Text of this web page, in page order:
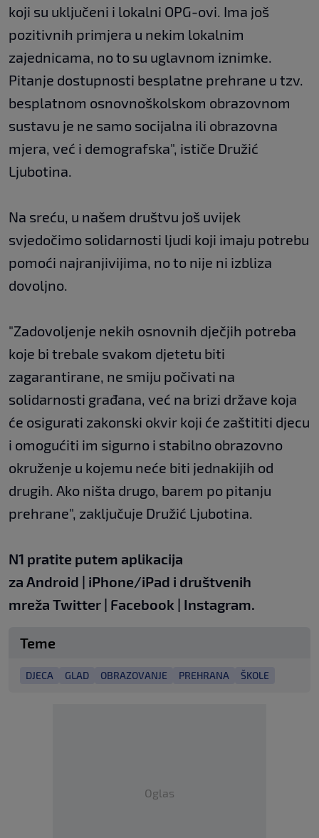
koji su uključeni i lokalni OPG-ovi. Ima još
pozitivnih primjera u nekim lokalnim
zajednicama, no to su uglavnom iznimke.
Pitanje dostupnosti besplatne prehrane u tzv.
besplatnom osnovnoškolskom obrazovnom
sustavu je ne samo socijalna ili obrazovna
mjera, već i demografska", ističe Družić
Ljubotina.
Na sreću, u našem društvu još uvijek
svjedočimo solidarnosti ljudi koji imaju potrebu
pomoći najranjivijima, no to nije ni izbliza
dovoljno.
"Zadovoljenje nekih osnovnih dječjih potreba
koje bi trebale svakom djetetu biti
zagarantirane, ne smiju počivati na
solidarnosti građana, već na brizi države koja
će osigurati zakonski okvir koji će zaštititi djecu
i omogućiti im sigurno i stabilno obrazovno
okruženje u kojemu neće biti jednakijih od
drugih. Ako ništa drugo, barem po pitanju
prehrane", zaključuje Družić Ljubotina.
N1 pratite putem aplikacija
za Android | iPhone/iPad i društvenih
mreža Twitter | Facebook | Instagram.
Teme
DJECA GLAD OBRAZOVANJE PREHRANA ŠKOLE
Oglas